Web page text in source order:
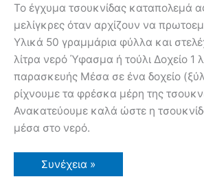
Το έγχυμα τσουκνίδας καταπολεμά
μελίγκρες όταν αρχίζουν να
Υλικά 50 γραμμάρια φύλλα και
λίτρα νερό Ύφασμα ή τούλι Δοχείο 1
παρασκευής Μέσα σε ένα δοχείο
ρίχνουμε τα φρέσκα μέρη της
Ανακατεύουμε καλά ώστε η
μέσα στο νερό.
Έγχυμα
Τσουκνίδας
Συνέχεια »